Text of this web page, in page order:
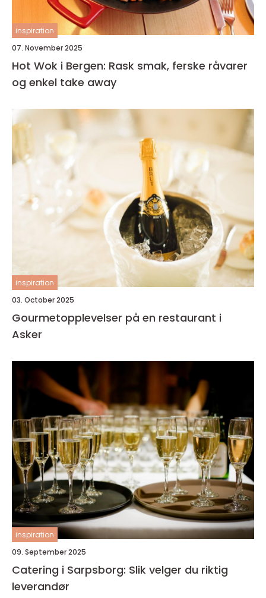
inspiration
07. November 2025
Hot Wok i Bergen: Rask smak, ferske råvarer
og enkel take away
inspiration
03. October 2025
Gourmetopplevelser på en restaurant i
Asker
inspiration
09. September 2025
Catering i Sarpsborg: Slik velger du riktig
leverandør